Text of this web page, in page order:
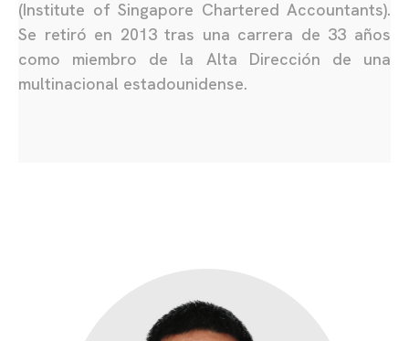
(Institute of Singapore Chartered Accountants).
Se retiró en 2013 tras una carrera de 33 años
como miembro de la Alta Dirección de una
multinacional estadounidense.